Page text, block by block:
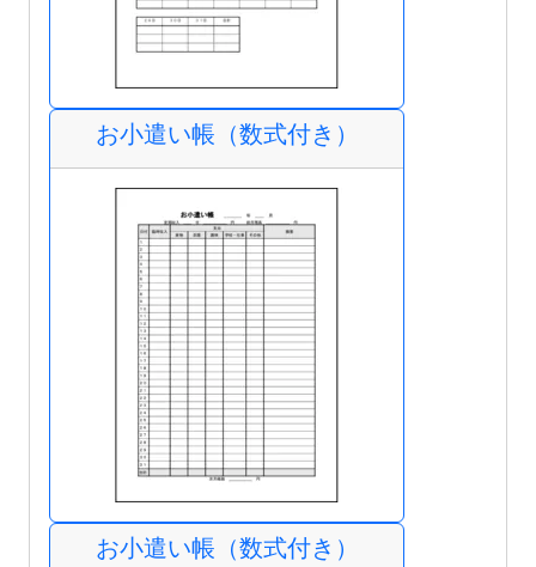
お小遣い帳（数式付き）
お小遣い帳（数式付き）